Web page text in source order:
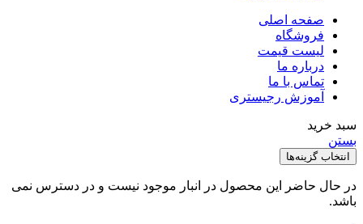
صفحه اصلی
فروشگاه
لیست قیمت
درباره ما
تماس با ما
آموزش رجیستری
سبد خرید
بستن
انتخاب گزینه‌ها
در حال حاضر این محصول در انبار موجود نیست و در دسترس نمی
باشد.